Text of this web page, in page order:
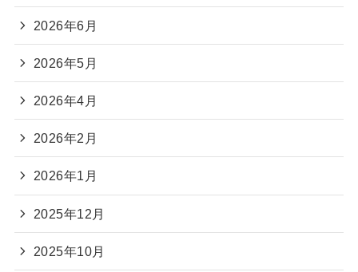
2026年6月
2026年5月
2026年4月
2026年2月
2026年1月
2025年12月
2025年10月